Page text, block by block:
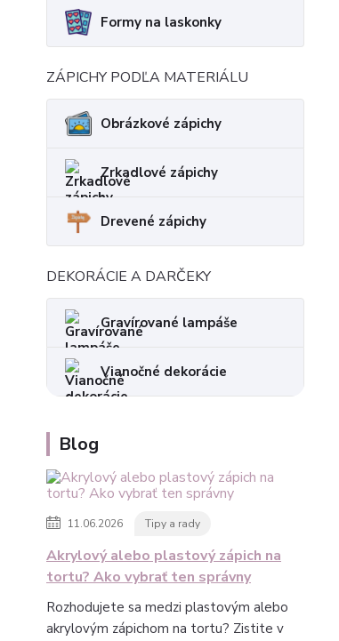
Formy na laskonky
ZÁPICHY PODĽA MATERIÁLU
Obrázkové zápichy
Zrkadlové zápichy
Drevené zápichy
DEKORÁCIE A DARČEKY
Gravírované lampáše
Vianočné dekorácie
Blog
11.06.2026 Tipy a rady
Akrylový alebo plastový zápich na
tortu? Ako vybrať ten správny
Rozhodujete sa medzi plastovým alebo
akrylovým zápichom na tortu? Zistite v